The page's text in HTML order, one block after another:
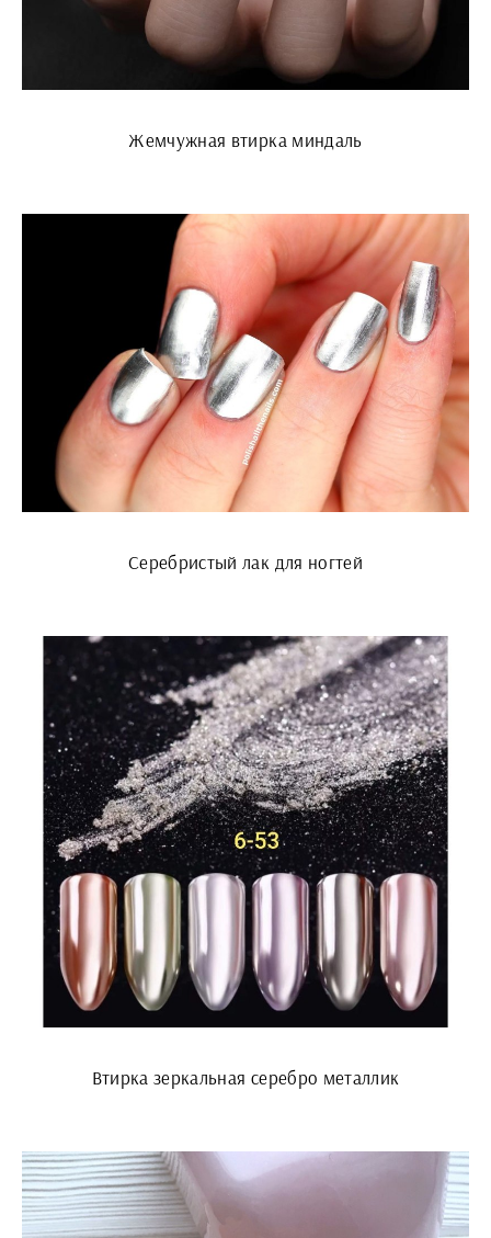
Жемчужная втирка миндаль
Серебристый лак для ногтей
Втирка зеркальная серебро металлик